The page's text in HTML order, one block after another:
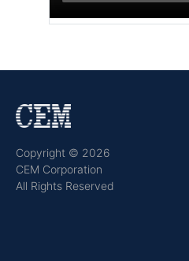
Copyright © 2026
CEM Corporation
All Rights Reserved